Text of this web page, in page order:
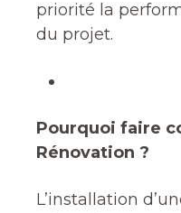
priorité la
du projet.
Pourquoi faire
Rénovation ?
L’installation